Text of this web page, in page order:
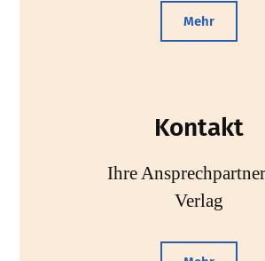
Mehr
Kontakt
Ihre
Verlag